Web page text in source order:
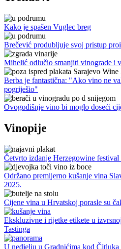
Kako je spašen Vuglec breg
Brečević produbljuje svoj pristup
Mihelić odlučio smanjiti vinograde i
Berba je fantastična: "Ako vino ne
pogriješio"
Ovogodišnje vino bi moglo doseći
Vinopije
Četvrto izdanje Herzegowine
Održano premijerno kušanje vina
2025.
Cijene vina u Hrvatskoj porasle su
Ekskluzivne i rijetke etikete u
Tastinga
U nedjelju u Gradnićima kod Čitluka